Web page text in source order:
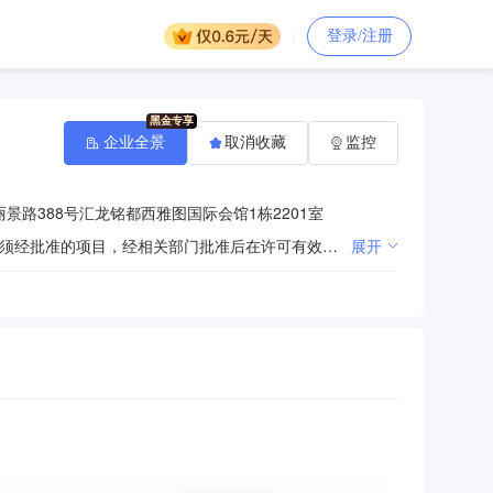
登录/注册
路388号汇龙铭都西雅图国际会馆1栋2201室
许可项目：建设工程监理，建设工程勘察，建设工程设计，住宅室内装饰装修，水利工程建设监理（依法须经批准的项目，经相关部门批准后在许可有效期内方可开展经营活动，具体经营项目和许可期限以相关部门批准文件或许可证件为准） 一般项目：工程造价咨询业务，招投标代理服务，政府采购代理服务，工程技术服务（规划管理、勘察、设计、监理除外），园林绿化工程施工，工程管理服务，市政设施管理，资产评估，社会稳定风险评估，价格鉴证评估，矿业权评估服务，水利相关咨询服务，安全咨询服务，信息咨询服务（不含许可类信息咨询服务），农业面源和重金属污染防治技术服务，土壤环境污染防治服务，人力资源服务（不含职业中介活动、劳务派遣服务），建筑工程机械与设备租赁，水污染治理，建设工程消防验收现场评定技术服务（除依法须经批准的项目外，凭营业执照依法自主开展经营活动）
展开
企业全景 取消收藏 监控